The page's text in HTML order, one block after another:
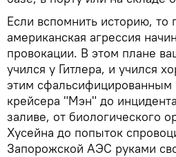
Если вспомнить историю, то
американская агрессия
провокации. В этом плане
учился у Гитлера, и учился
этим сфальсифицированным
крейсера "Мэн" до
заливе, от биологического
Хусейна до попыток
Запорожской АЭС руками